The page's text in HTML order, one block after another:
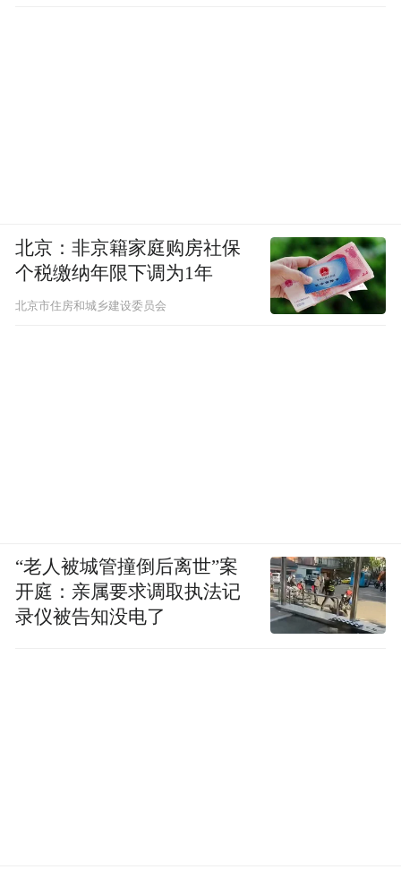
北京：非京籍家庭购房社保
个税缴纳年限下调为1年
北京市住房和城乡建设委员会
“老人被城管撞倒后离世”案
开庭：亲属要求调取执法记
录仪被告知没电了